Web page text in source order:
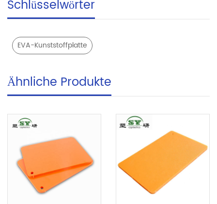
Schlüsselwörter
EVA-Kunststoffplatte
Ähnliche Produkte